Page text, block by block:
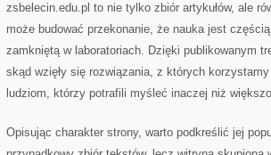
zsbelecin.edu.pl to nie tylko zbiór artykułów, ale
może budować przekonanie, że nauka jest
zamkniętą w laboratoriach. Dzięki publikowanym
skąd wzięły się rozwiązania, z których
ludziom, którzy potrafili myśleć inaczej niż
Opisując charakter strony, warto podkreślić jej